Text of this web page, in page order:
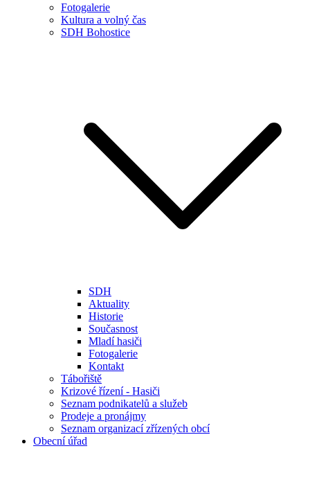
Fotogalerie
Kultura a volný čas
SDH Bohostice
SDH
Aktuality
Historie
Současnost
Mladí hasiči
Fotogalerie
Kontakt
Tábořiště
Krizové řízení - Hasiči
Seznam podnikatelů a služeb
Prodeje a pronájmy
Seznam organizací zřízených obcí
Obecní úřad